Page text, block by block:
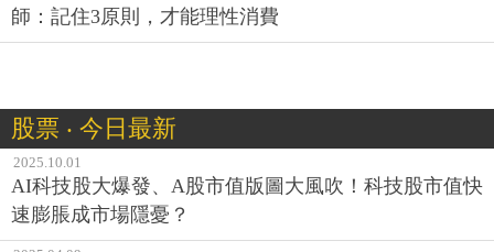
師：記住3原則，才能理性消費
股票 ‧ 今日最新
2025.10.01
AI科技股大爆發、A股市值版圖大風吹！科技股市值快
速膨脹成市場隱憂？